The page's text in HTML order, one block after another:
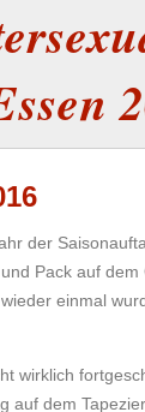
der
Pack auf dem
einmal
wirklich
auf dem